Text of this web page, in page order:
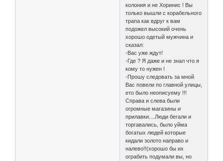
колония и не Хоринис ! Вы
только вышли с корабельного
трапа как вдруг к вам
подожел высокий очень
хорошо одетый мужчина и
сказал:
-Вас уже ждут!
-Где ? Я даже и не знал что я
кому то нужен !
-Прошу следовать за мной
Вас повели по главной улицы,
ето было неописуему !!!
Справа и слева были
огромные магазины и
прилавки....Люди бегали и
торгавались, было уйма
богатых людей которые
кидали золото направо и
налево!!(хорошо бы их
ограбить подумали вы, но